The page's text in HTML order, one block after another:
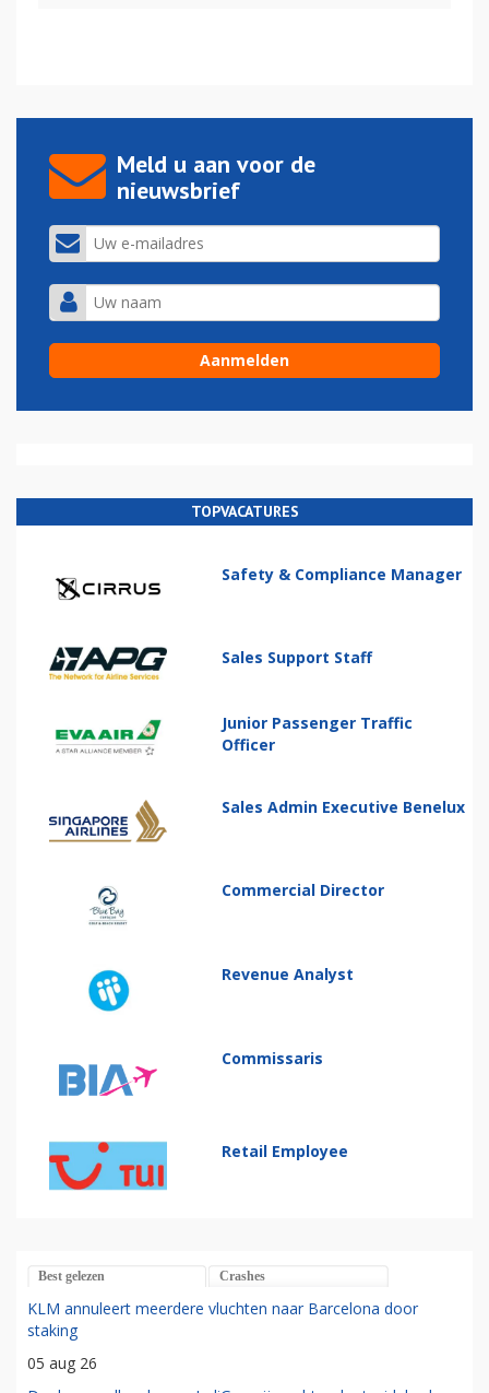
Meld u aan voor de
nieuwsbrief
TOPVACATURES
Safety & Compliance Manager
Sales Support Staff
Junior Passenger Traffic
Officer
Sales Admin Executive Benelux
Commercial Director
Revenue Analyst
Commissaris
Retail Employee
Best gelezen Crashes
KLM annuleert meerdere vluchten naar Barcelona door
staking
05 aug 26